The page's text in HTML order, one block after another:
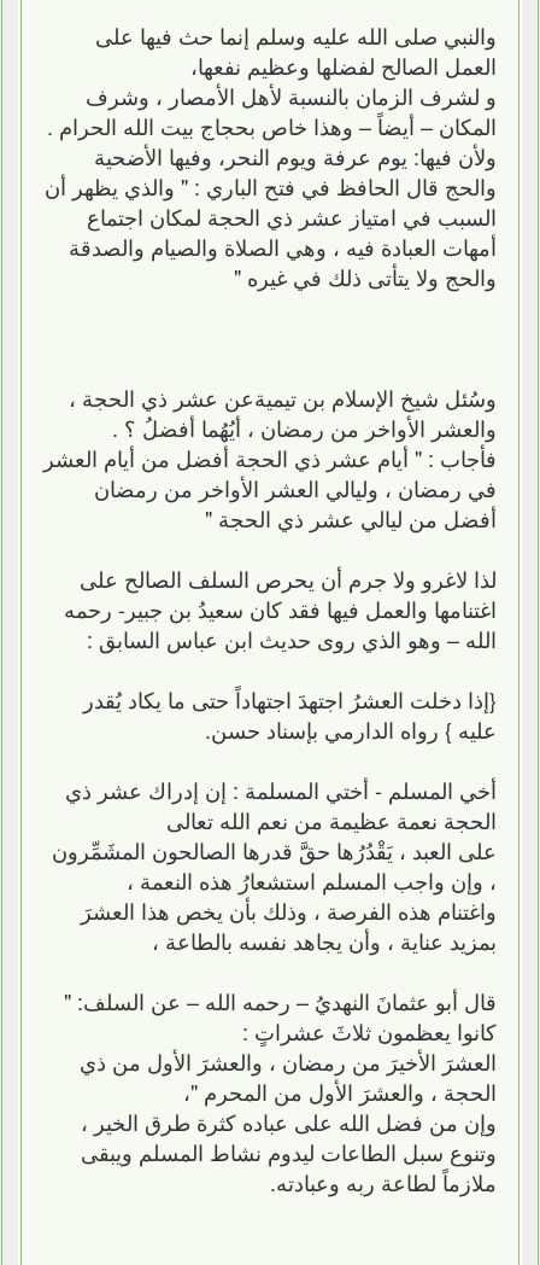
والنبي صلى الله عليه وسلم إنما حث فيها على
العمل الصالح لفضلها وعظيم نفعها،
و لشرف الزمان بالنسبة لأهل الأمصار ، وشرف
المكان – أيضاً – وهذا خاص بحجاج بيت الله الحرام .
ولأن فيها: يوم عرفة ويوم النحر، وفيها الأضحية
والحج قال الحافظ في فتح الباري : " والذي يظهر أن
السبب في امتياز عشر ذي الحجة لمكان اجتماع
أمهات العبادة فيه ، وهي الصلاة والصيام والصدقة
والحج ولا يتأتى ذلك في غيره "
وسُئل شيخ الإسلام بن تيميةعن عشر ذي الحجة ،
والعشر الأواخر من رمضان ، أيُهُما أفضلُ ؟ .
فأجاب : " أيام عشر ذي الحجة أفضل من أيام العشر
في رمضان ، وليالي العشر الأواخر من رمضان
أفضل من ليالي عشر ذي الحجة "
لذا لاغرو ولا جرم أن يحرص السلف الصالح على
اغتنامها والعمل فيها فقد كان سعيدُ بن جبير- رحمه
الله – وهو الذي روى حديث ابن عباس السابق :
{إذا دخلت العشرُ اجتهدَ اجتهاداً حتى ما يكاد يُقدر
عليه } رواه الدارمي بإسناد حسن.
أخي المسلم - أختي المسلمة : إن إدراك عشر ذي
الحجة نعمة عظيمة من نعم الله تعالى
على العبد ، يَقْدُرُها حقَّ قدرها الصالحون المشَمِّرون
، وإن واجب المسلم استشعارُ هذه النعمة ،
واغتنام هذه الفرصة ، وذلك بأن يخص هذا العشرَ
بمزيد عناية ، وأن يجاهد نفسه بالطاعة ،
قال أبو عثمانَ النهديُ – رحمه الله – عن السلف: "
كانوا يعظمون ثلاثَ عشراتٍ :
العشرَ الأخيرَ من رمضان ، والعشرَ الأول من ذي
الحجة ، والعشرَ الأول من المحرم "،
وإن من فضل الله على عباده كثرة طرق الخير ،
وتنوع سبل الطاعات ليدوم نشاط المسلم ويبقى
ملازماً لطاعة ربه وعبادته.